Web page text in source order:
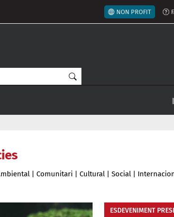
Menú del
NON PROFIT
| Comunitari | Cultural | Social |
ESDEVENIMENT